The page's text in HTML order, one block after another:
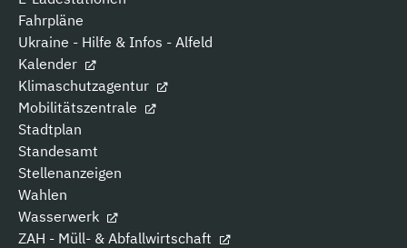
Fahrpläne
Ukraine - Hilfe & Infos - Alfeld
Kalender
Klimaschutzagentur
Mobilitätszentrale
Stadtplan
Standesamt
Stellenanzeigen
Wahlen
Wasserwerk
ZAH - Müll- & Abfallwirtschaft